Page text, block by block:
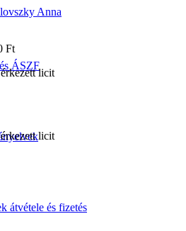
ÁSZF
átvétele és fizetés
Anna
Ft
licit
licit